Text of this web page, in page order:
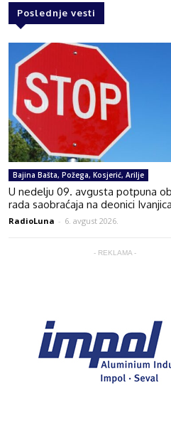
Poslednje vesti
Bajina Bašta, Požega, Kosjerić, Arilje
U nedelju 09. avgusta potpuna
rada saobraćaja na deonici
RadioLuna - 6. avgust 2026.
- REKLAMA -